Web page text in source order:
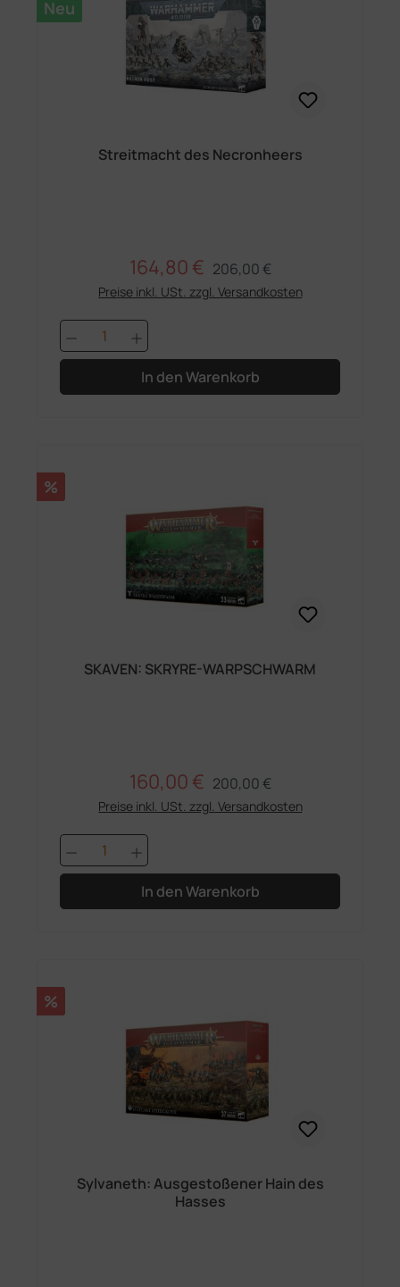
Neu
Streitmacht des Necronheers
Verkaufspreis:
164,80 € Regulärer Preis:
206,00 €
Preise inkl. USt. zzgl. Versandkosten
Produkt Anzahl: Gib den
In den Warenkorb
Rabatt
%
SKAVEN: SKRYRE-WARPSCHWARM
Verkaufspreis:
160,00 € Regulärer Preis:
200,00 €
Preise inkl. USt. zzgl. Versandkosten
Produkt Anzahl: Gib den
In den Warenkorb
Rabatt
%
Sylvaneth: Ausgestoßener Hain des
Hasses